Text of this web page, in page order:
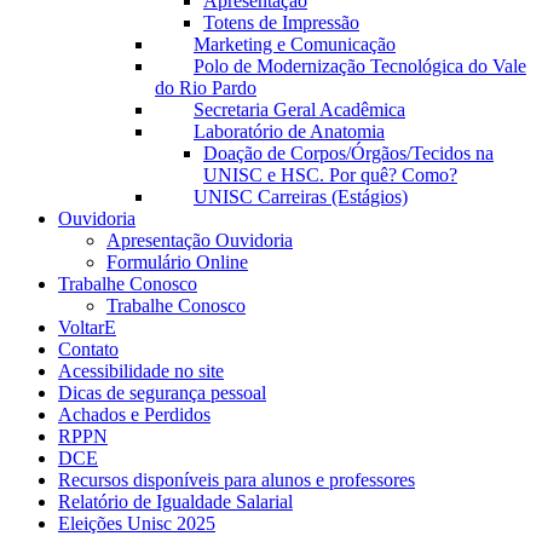
Totens de Impressão
Marketing e Comunicação
Polo de Modernização Tecnológica do Vale
do Rio Pardo
Secretaria Geral Acadêmica
Laboratório de Anatomia
Doação de Corpos/Órgãos/Tecidos na
UNISC e HSC. Por quê? Como?
UNISC Carreiras (Estágios)
Ouvidoria
Apresentação Ouvidoria
Formulário Online
Trabalhe Conosco
Trabalhe Conosco
VoltarE
Contato
Acessibilidade no site
Dicas de segurança pessoal
Achados e Perdidos
RPPN
DCE
Recursos disponíveis para alunos e professores
Relatório de Igualdade Salarial
Eleições Unisc 2025